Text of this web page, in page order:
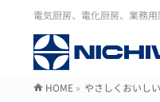
電気厨房、電化厨房、業務
HOME » やさしくおいし